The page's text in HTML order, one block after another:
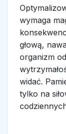
wymaga
głową,
organizm
widać.
tylko na